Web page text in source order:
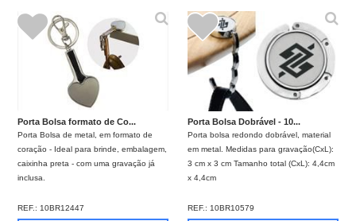
Porta Bolsa formato de Co...
Porta Bolsa de metal, em formato de
coração - Ideal para brinde, embalagem,
caixinha preta - com uma gravação já
inclusa.
REF.: 10BR12447
Porta Bolsa Dobrável - 10...
Porta bolsa redondo dobrável, material
em metal. Medidas para gravação(CxL):
3 cm x 3 cm Tamanho total (CxL): 4,4cm
x 4,4cm
REF.: 10BR10579